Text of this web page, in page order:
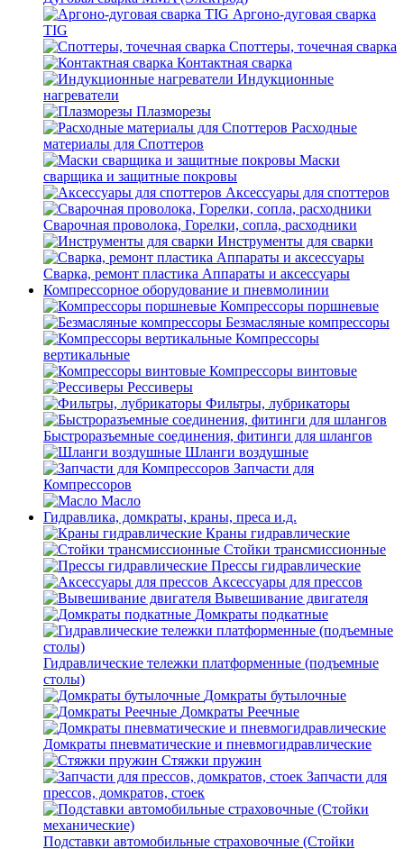
Аргоно-дуговая сварка
TIG
Споттеры, точечная сварка
Контактная сварка
Индукционные
нагреватели
Плазморезы
Расходные
материалы для Споттеров
Маски
сварщика и защитные покровы
Аксессуары для споттеров
Сварочная проволока, Горелки, сопла, расходники
Инструменты для сварки
Сварка, ремонт пластика Аппараты и аксессуары
Компрессорное оборудование и пневмолинии
Компрессоры поршневые
Безмасляные компрессоры
Компрессоры
вертикальные
Компрессоры винтовые
Рессиверы
Фильтры, лубрикаторы
Быстроразъемные соединения, фитинги для шлангов
Шланги воздушные
Запчасти для
Компрессоров
Масло
Гидравлика, домкраты, краны, преса и.д.
Краны гидравлические
Стойки трансмиссионные
Прессы гидравлические
Аксессуары для прессов
Вывешивание двигателя
Домкраты подкатные
Гидравлические тележки платформенные (подъемные
столы)
Домкраты бутылочные
Домкраты Реечные
Домкраты пневматические и пневмогидравлические
Стяжки пружин
Запчасти для
прессов, домкратов, стоек
Подставки автомобильные страховочные (Стойки